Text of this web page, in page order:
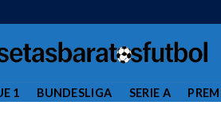
1 BUNDESLIGA SERIE A